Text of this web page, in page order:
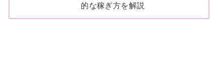
的な稼ぎ方を解説